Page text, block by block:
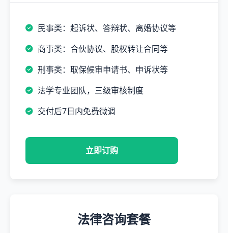
民事类：起诉状、答辩状、离婚协议等
商事类：合伙协议、股权转让合同等
刑事类：取保候审申请书、申诉状等
法学专业团队，三级审核制度
交付后7日内免费微调
立即订购
法律咨询套餐